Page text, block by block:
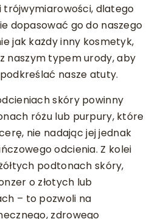
trójwymiarowości, dlatego
dopasować go do naszego
jak każdy inny kosmetyk,
naszym typem urody, aby
nasze atuty.
skóry powinny
różu lub purpury, które
nie nadając jej jednak
odcienia. Z kolei
podtonach skóry,
o złotych lub
– to pozwoli na
zdrowego